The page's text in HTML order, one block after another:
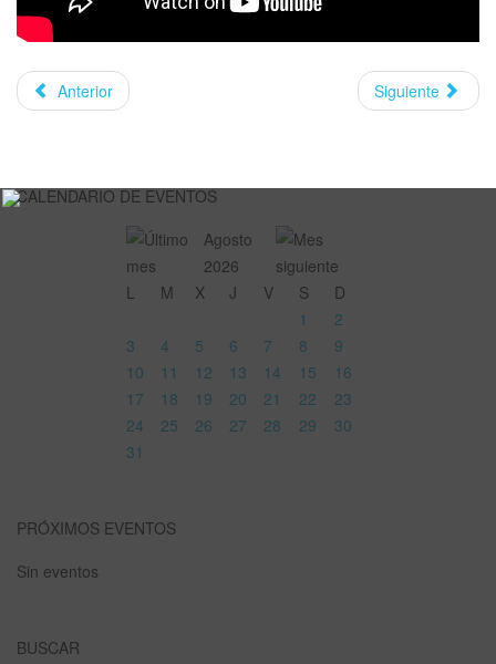
Anterior Siguiente
CALENDARIO DE EVENTOS
Agosto
2026
L
M X J V S
D
1
2
3
4 5 6 7 8
9
10
11 12 13 14 15
16
17
18 19 20 21 22
23
24
25 26 27 28 29
30
31
PRÓXIMOS EVENTOS
Sin eventos
BUSCAR